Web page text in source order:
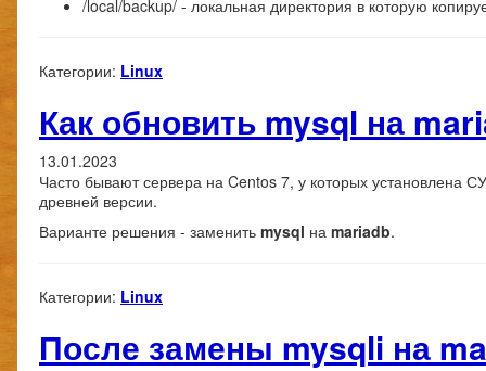
/local/backup/ - локальная директория в которую
Категории: Linux
Как обновить mysql на
13.01.2023
Часто бывают сервера на Centos 7, у которых установлена
древней версии.
Варианте решения - заменить mysql на mariadb.
Категории: Linux
После замены mysqli на